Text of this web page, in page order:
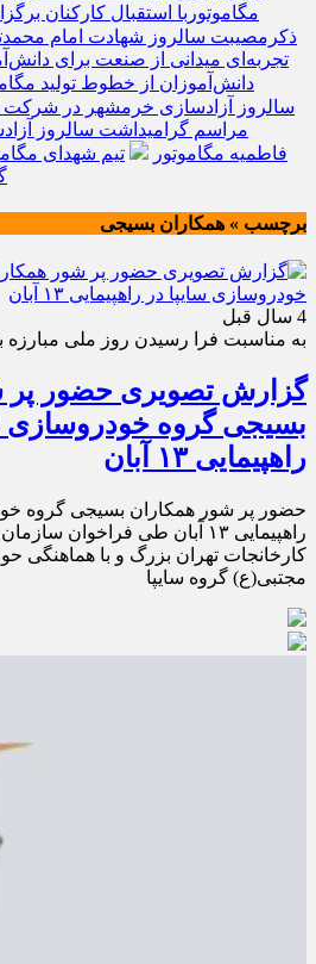
مگاموتوربا استقبال کارکنان
ذکرمصیبت سالروز شهادت امام
تجربه‌ای میدانی از صنعت برای
دانش‌آموزان از خطوط تولید
سالروز آزادسازی خرمشهر در شرکت
مراسم گرامیداشت سالروز
فاطمیه مگاموتور
تیم شهدای
برچسب » همکاران بسیجی
4 سال قبل
به مناسبت فرا رسیدن روز ملی مبارزه
گزارش تصویری حضور پر
بسیجی گروه خودروسازی
راهپیمایی ۱۳ آبان
حضور پر شور همکاران بسیجی گروه
راهپیمایی ۱۳ آبان طی فراخوان
مجتبی(ع) گروه سایپا